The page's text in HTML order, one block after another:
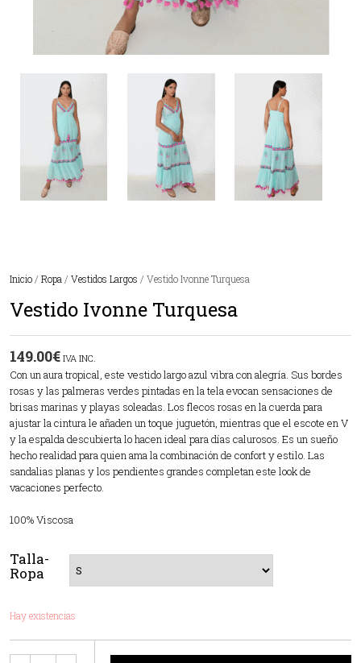
Inicio / Ropa / Vestidos Largos / Vestido Ivonne Turquesa
Vestido Ivonne Turquesa
149.00€ IVA INC.
Con un aura tropical, este vestido largo azul vibra con alegría. Sus bordes
rosas y las palmeras verdes pintadas en la tela evocan sensaciones de
brisas marinas y playas soleadas. Los flecos rosas en la cuerda para
ajustar la cintura le añaden un toque juguetón, mientras que el escote en V
y la espalda descubierta lo hacen ideal para días calurosos. Es un sueño
hecho realidad para quien ama la combinación de confort y estilo. Las
sandalias planas y los pendientes grandes completan este look de
vacaciones perfecto.
100% Viscosa
Talla-
Ropa
Hay existencias